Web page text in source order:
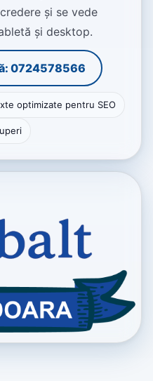
și se vede
și desktop.
0724578566
optimizate pentru SEO